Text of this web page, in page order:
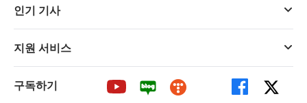
인기 기사
지원 서비스
구독하기